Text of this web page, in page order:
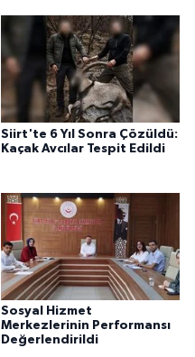
Siirt'te 6 Yıl Sonra Çözüldü:
Kaçak Avcılar Tespit Edildi
Sosyal Hizmet
Merkezlerinin Performansı
Değerlendirildi